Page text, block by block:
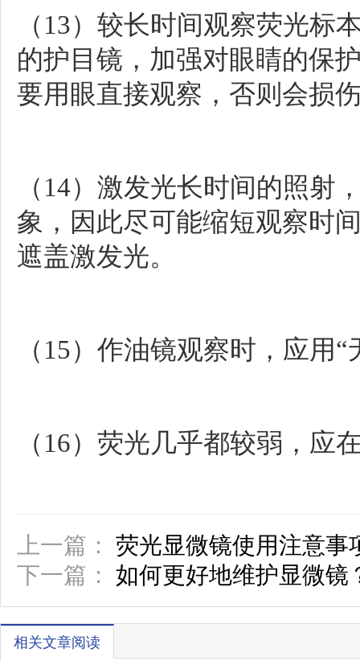
（13）较长时间观察荧光标
的护目镜，加强对眼睛的保
要用眼直接观察，否则会损
（14）激发光长时间的照射
象，因此尽可能缩短观察时
遮盖激发光。
（15）作油镜观察时，应用
（16）荧光几乎都较弱，应
上一篇： 荧光显微镜使用注意事
下一篇： 如何更好地维护显微镜
相关文章阅读